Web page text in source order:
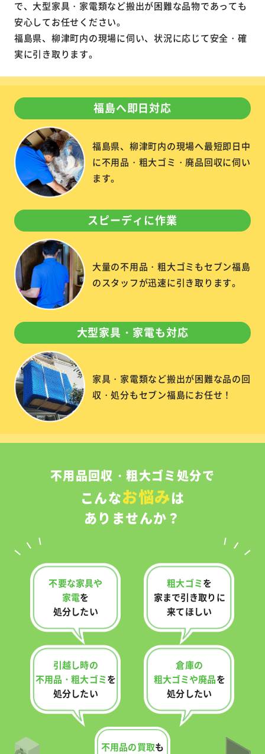
で、大型家具・家電類など搬出が困難な品物であっても
安心してお任せください。
福島県、柳津町内の現場に伺い、状況に応じて安全・確
実に引き取ります。
福島へ即日対応
福島県、柳津町内の現場へ最短即日中
に不用品・粗大ゴミ・廃品回収に伺い
ます。
スピーディに作業
大量の不用品・粗大ゴミもセブン福島
のスタッフが迅速に引き取ります。
大型家具・家電も対応
家具・家電類など搬出が困難な品の回
収・処分もセブン福島にお任せ！
不用品回収・粗大ゴミ処分で
こんなお悩みは
ありませんか？
不要な家具や
家電を
処分したい
粗大ゴミを
家まで引き取りに
来てほしい
引越し時の
不用品・粗大ゴミを
処分したい
倉庫の
粗大ゴミや廃品を
処分したい
不用品の買取も